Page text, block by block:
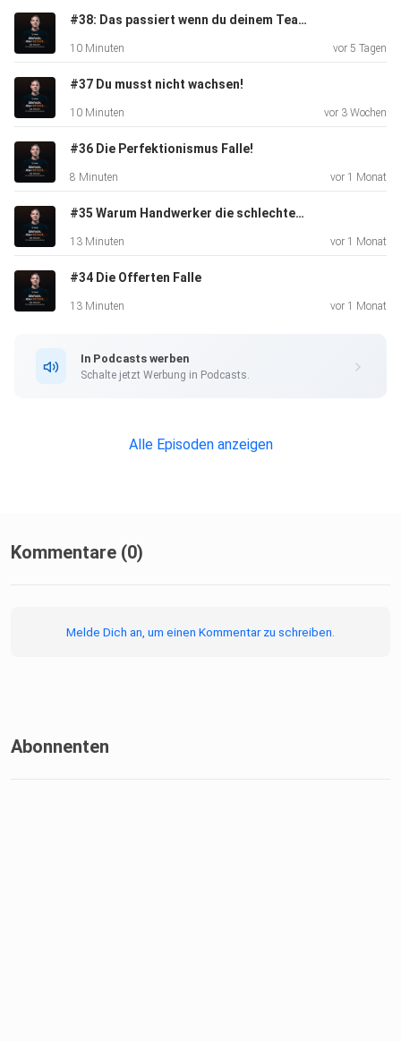
#38: Das passiert wenn du deinem Team zu wenig zu traust!
10 Minuten vor 5 Tagen
#37 Du musst nicht wachsen!
10 Minuten vor 3 Wochen
#36 Die Perfektionismus Falle!
8 Minuten vor 1 Monat
#35 Warum Handwerker die schlechtesten Verkäufer sind und wie du das änderst!
13 Minuten vor 1 Monat
#34 Die Offerten Falle
13 Minuten vor 1 Monat
In Podcasts werben
Schalte jetzt Werbung in Podcasts.
Alle Episoden anzeigen
Kommentare (0)
Melde Dich an, um einen Kommentar zu schreiben.
Abonnenten